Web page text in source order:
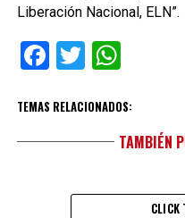
Liberación Nacional, ELN”.
Facebook
Twitter
TEMAS RELACIONADOS:
TAMBIÉN
CLICK